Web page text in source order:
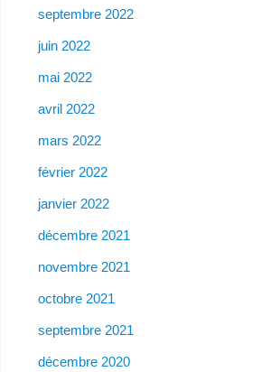
septembre 2022
juin 2022
mai 2022
avril 2022
mars 2022
février 2022
janvier 2022
décembre 2021
novembre 2021
octobre 2021
septembre 2021
décembre 2020